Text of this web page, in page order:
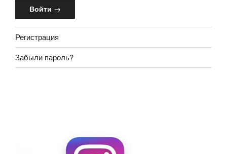
Регистрация
Забыли пароль?